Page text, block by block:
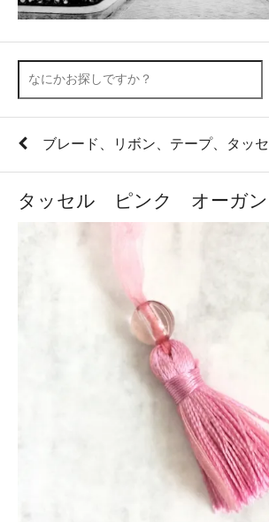
ブレード、リボン、テープ、タッ
タッセル ピンク オーガン